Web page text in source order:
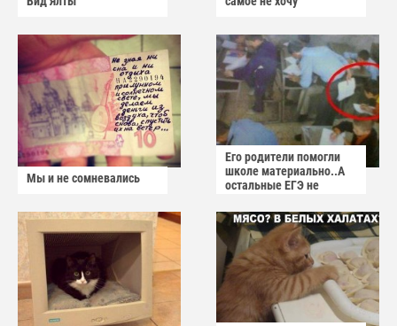
Мы и не сомневались
Его родители помогли
школе материально..А
остальные ЕГЭ не